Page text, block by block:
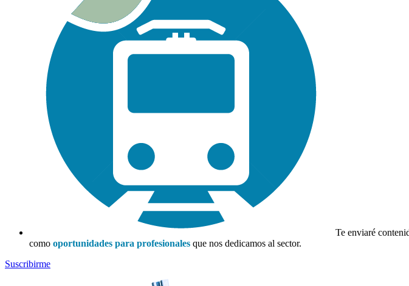
Te enviaré
como oportunidades para profesionales que nos dedicamos al sector.
Suscribirme